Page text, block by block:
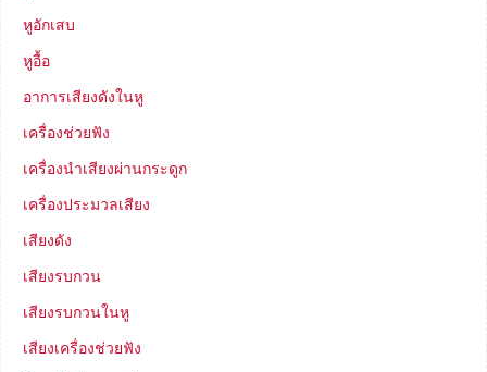
หูอักเสบ
หูอื้อ
อาการเสียงดังในหู
เครื่องช่วยฟัง
เครื่องนำเสียงผ่านกระดูก
เครื่องประมวลเสียง
เสียงดัง
เสียงรบกวน
เสียงรบกวนในหู
เสียงเครื่องช่วยฟัง